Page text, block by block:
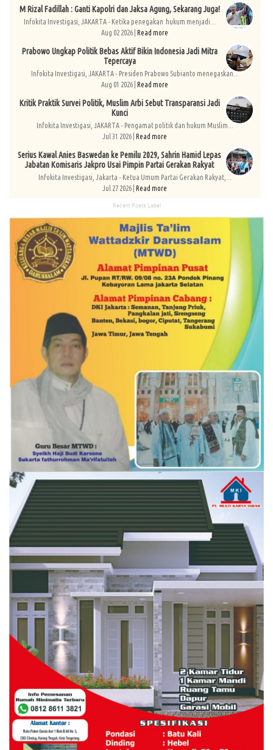
M Rizal Fadillah : Ganti Kapolri dan Jaksa Agung, Sekarang Juga!
Infokita Investigasi, JAKARTA - Ketika penegakan hukum menjadi...
Aug 02 2026 | Read more
Prabowo Ungkap Politik Bebas Aktif Bikin Indonesia Jadi Mitra
Tepercaya
Infokita Investigasi, JAKARTA - Presiden Prabowo Subianto menegaskan...
Aug 01 2026 | Read more
Kritik Praktik Survei Politik, Muslim Arbi Sebut Transparansi Jadi
Kunci
Infokita Investigasi, JAKARTA - Pengamat politik dan hukum Muslim...
Jul 31 2026 | Read more
Serius Kawal Anies Baswedan ke Pemilu 2029, Sahrin Hamid Lepas
Jabatan Komisaris Jakpro Usai Pimpin Partai Gerakan Rakyat
Infokita Investigasi, Jakarta - Ketua Umum Partai Gerakan Rakyat,...
Jul 27 2026 | Read more
Recent Posts Label